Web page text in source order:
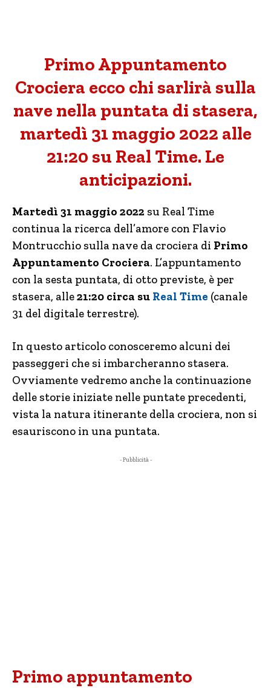
Primo Appuntamento
Crociera ecco chi sarlirà sulla
nave nella puntata di stasera,
martedì 31 maggio 2022 alle
21:20 su Real Time. Le
anticipazioni.
Martedì 31 maggio 2022 su Real Time
continua la ricerca dell’amore con Flavio
Montrucchio sulla nave da crociera di Primo
Appuntamento Crociera. L’appuntamento
con la sesta puntata, di otto previste, è per
stasera, alle21:20 circa su Real Time (canale
31 del digitale terrestre).
In questo articolo conosceremo alcuni dei
passeggeri che si imbarcheranno stasera.
Ovviamente vedremo anche la continuazione
delle storie iniziate nelle puntate precedenti,
vista la natura itinerante della crociera, non si
esauriscono in una puntata.
- Pubblicità -
Primo appuntamento